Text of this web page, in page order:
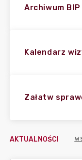
Archiwum
Kalendarz
Załatw
AKTUALNOŚCI